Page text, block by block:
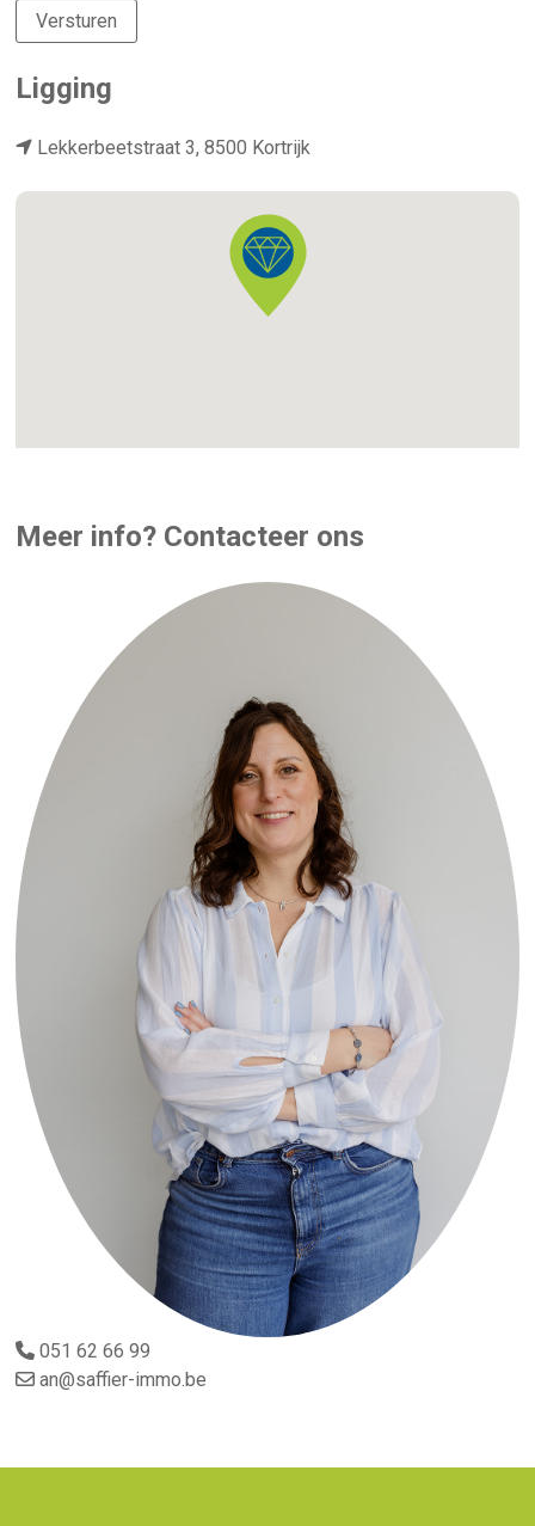
Versturen
Ligging
Lekkerbeetstraat 3, 8500 Kortrijk
Meer info? Contacteer ons
051 62 66 99
an@saffier-immo.be